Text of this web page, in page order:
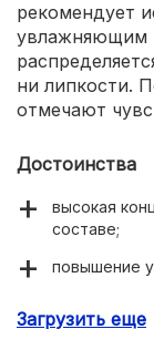
рекомендует
увлажняющим
ни липкости.
отмечают
Достоинства
высокая
составе;
повышение
матрикса
Загрузить еще